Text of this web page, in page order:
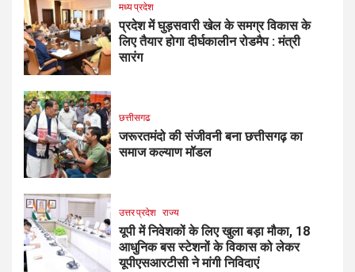
मध्य प्रदेश
प्रदेश में घुड़सवारी खेल के समग्र विकास के
लिए तैयार होगा दीर्घकालीन रोडमैप : मंत्री
सारंग
छत्तीसगढ
जरूरतमंदो की संजीवनी बना छत्तीसगढ़ का
समाज कल्याण मॉडल
उत्तर प्रदेश राज्य
यूपी में निवेशकों के लिए खुला बड़ा मौका, 18
आधुनिक बस स्टेशनों के विकास को लेकर
यूपीएसआरटीसी ने मांगी निविदाएं